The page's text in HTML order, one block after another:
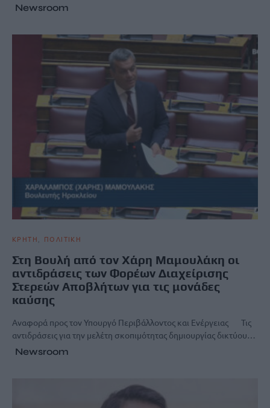
Newsroom
ΚΡΗΤΗ ΠΟΛΙΤΙΚΗ
Στη Βουλή από τον Χάρη Μαμουλάκη οι
αντιδράσεις των Φορέων Διαχείρισης
Στερεών Αποβλήτων για τις μονάδες
καύσης
Αναφορά προς τον Υπουργό Περιβάλλοντος και Ενέργειας Τις
αντιδράσεις για την μελέτη σκοπιμότητας δημιουργίας δικτύου…
Newsroom